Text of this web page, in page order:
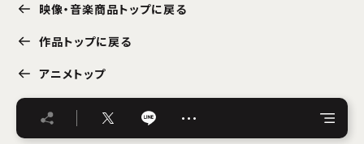
映像・音楽商品トップに戻る
作品トップに戻る
アニメトップ
…